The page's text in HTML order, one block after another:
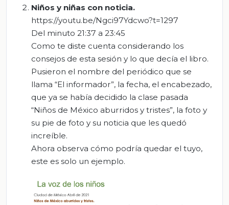
Niños y niñas con noticia.
https://youtu.be/Ngci97Ydcwo?t=1297
Del minuto 21:37 a 23:45
Como te diste cuenta considerando los
consejos de esta sesión y lo que decía el libro.
Pusieron el nombre del periódico que se
llama “El informador”, la fecha, el encabezado,
que ya se había decidido la clase pasada
“Niños de México aburridos y tristes”, la foto y
su pie de foto y su noticia que les quedó
increíble.
Ahora observa cómo podría quedar el tuyo,
este es solo un ejemplo.